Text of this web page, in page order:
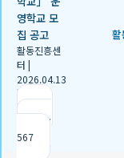
영학교 모
집 공고
활동진흥센
터 |
2026.04.13
|
조회
567
활